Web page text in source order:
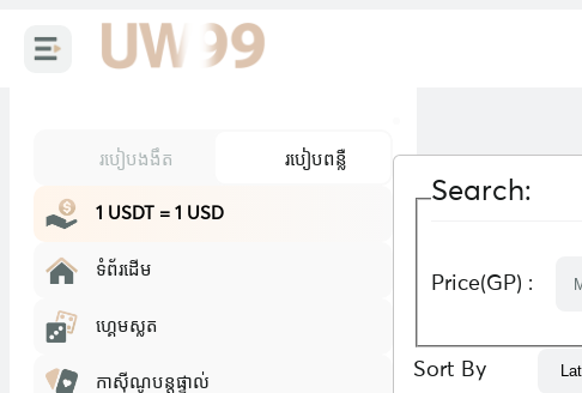
របៀបងងឹត របៀបពន្លឺ
1 USDT = 1 USD
ទំព័រដើម
ហ្គេមស្លត
កាស៊ីណូបន្តផ្ទាល់
Search:
Price(GP) :
Sort By